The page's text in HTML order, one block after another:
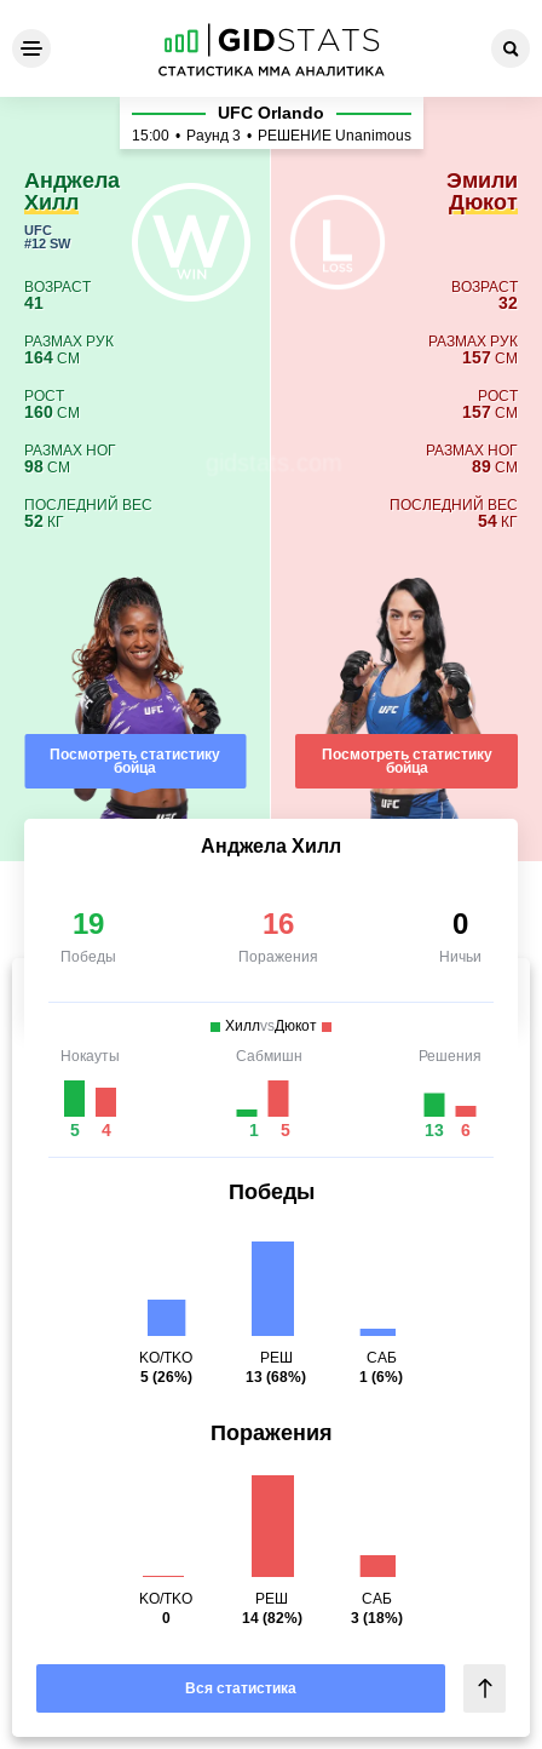
Анджела Хилл - Эмили
Анджела
Хилл
UFC
#12 SW
ВОЗРАСТ
41
РАЗМАХ РУК
164 СМ
РОСТ
160 СМ
РАЗМАХ НОГ
98 СМ
ПОСЛЕДНИЙ ВЕС
52 КГ
Посмотреть статистику
бойца
UFC Orlando
15:00 • Раунд 3 • РЕШЕНИЕ Unanimous
Эмили
Дюкот
ВОЗРАСТ
32
РАЗМАХ РУК
157 СМ
РОСТ
157 СМ
РАЗМАХ НОГ
89 СМ
ПОСЛЕДНИЙ ВЕС
54 КГ
Посмотреть статистику
бойца
Анджела Хилл
19
Победы
16
Поражения
0
Ничьи
ХиллvsДюкот
Нокауты
5 4
Сабмишн
1 5
Решения
13 6
Победы
KO/TKO
5(26%)
РЕШ
13 (68%)
САБ
1 (6%)
Поражения
KO/TKO
0
РЕШ
14(82%)
САБ
3 (18%)
Вся статистика